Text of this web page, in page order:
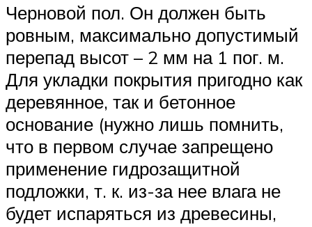
Черновой пол. Он должен быть
ровным, максимально допустимый
перепад высот – 2 мм на 1 пог. м.
Для укладки покрытия пригодно как
деревянное, так и бетонное
основание (нужно лишь помнить,
что в первом случае запрещено
применение гидрозащитной
подложки, т. к. из-за нее влага не
будет испаряться из древесины,